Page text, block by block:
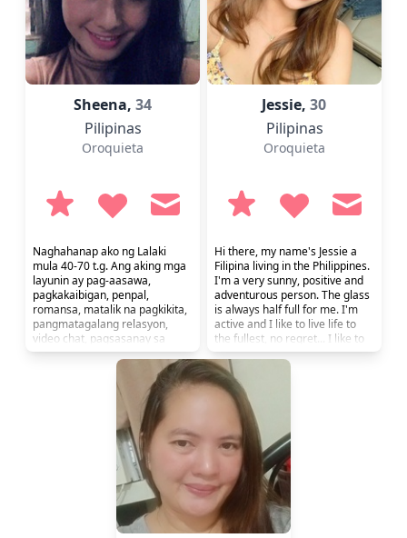
Sheena, 34
Pilipinas
Oroquieta
Naghahanap ako ng Lalaki
mula 40-70 t.g. Ang aking mga
layunin ay pag-aasawa,
pagkakaibigan, penpal,
romansa, matalik na pagkikita,
pangmatagalang relasyon,
video chat, pagsasanay sa
wika. Hindi ako naninigarilyo
pero minsan umiinom ako.
Jessie,30
Pilipinas
Oroquieta
Hi there, my name's Jessie a
Filipina living in the Philippines.
I'm a very sunny, positive and
adventurous person. The glass
is always half full for me. I'm
active and I like to live life to
the fullest, no regret... I like to
laugh and make people laugh,
very open minded, and well
mannered. I appreciate all the
small things in life and enjoy it
with all its challenges. I'm
ambitious but not gre...